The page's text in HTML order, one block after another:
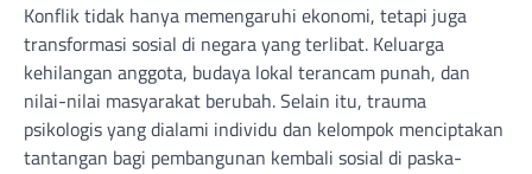
Konflik tidak hanya memengaruhi ekonomi, tetapi juga
transformasi sosial di negara yang terlibat. Keluarga
kehilangan anggota, budaya lokal terancam punah, dan
nilai-nilai masyarakat berubah. Selain itu, trauma
psikologis yang dialami individu dan kelompok menciptakan
tantangan bagi pembangunan kembali sosial di paska-